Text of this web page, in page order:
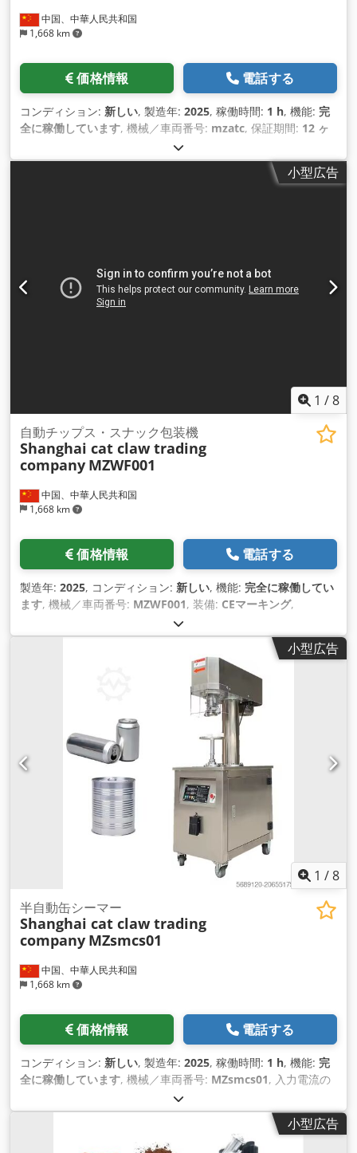
中国、中華人民共和国
1,668 km
価格情報 電話する
コンディション: 新しい, 製造年: 2025, 稼働時間: 1 h, 機能: 完
全に稼働しています, 機械／車両番号: mzatc, 保証期間: 12 ヶ
1,000 mm
力電流の種類:三相, 総重量:450 kg（キログラム）, 圧縮空気
CEマーキング 小型広告
1 /8
中国、中華人民共和国
1,668 km
自動チップス・スナック包装機
Shanghai cat claw trading
company MZWF001
価格情報 電話する
製造年: 2025, コンディション: 新しい, 機能: 完全に稼働してい
ます, 機械／車両番号: MZWF001, 装備: CEマーキング,
小型広告
1 /8
中国、中華人民共和国
1,668 km
半自動缶シーマー
Shanghai cat claw trading
company MZsmcs01
価格情報 電話する
コンディション: 新しい, 製造年: 2025, 稼働時間: 1 h, 機能: 完
全に稼働しています, 機械／車両番号: MZsmcs01, 入力電流の
CEマーキング,
小型広告